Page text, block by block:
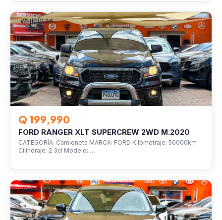
VEHÍCULOS
Q 199,990
FORD RANGER XLT SUPERCREW 2WD M.2020
CATEGORÍA: Camioneta MARCA: FORD Kilometraje: 50000km
Cilindraje: 2.3cl Modelo: …
VEHÍCULOS